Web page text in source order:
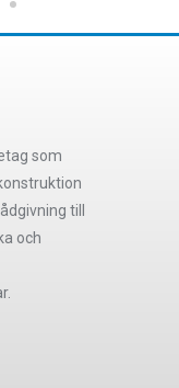
som
till
och